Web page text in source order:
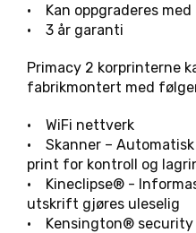
• Kan oppgraderes med
• 3 år garanti
Primacy 2 korprinterne
fabrikmontert med
• WiFi nettverk
• Skanner –
print for kontroll og
• Kineclipse® -
utskrift gjøres uleselig
• Kensington® security